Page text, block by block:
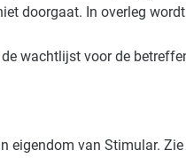
doorgaat. In overleg
wachtlijst voor de
eigendom van Stimular.